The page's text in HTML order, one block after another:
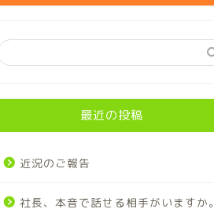
最近の投稿
近況のご報告
社長、本音で話せる相手がいますか。